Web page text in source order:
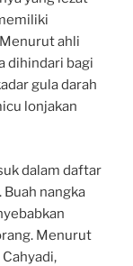
ahli
dihindari bagi
gula darah
lonjakan
dalam daftar
nangka
Menurut